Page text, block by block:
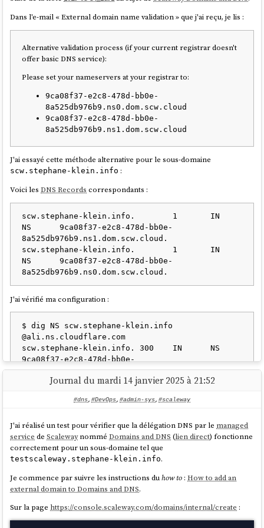
d’installation)
Éviter d'augmenter la charge du serveur durant les opérations
Depuis, j'évite au maximum le
    image: postgres:17
    restart: unless-stopped
      POSTGRES_USER: miniflux
      POSTGRES_PASSWORD: password
      - postgres:/var/lib/postgresql/data/
      test: ['CMD', 'pg_isready']
      interval: 10s
      start_period: 30s
  miniflux:
    image: miniflux/miniflux:2.2.5
    ports:
    environment:
      DATABASE_URL:
postgres://miniflux:password@postgres/miniflux
?sslmode=disable
      RUN_MIGRATIONS: 1
      CREATE_ADMIN: 1
      ADMIN_USERNAME: johndoe
      ADMIN_PASSWORD: secret
      test: ["CMD", "/usr/bin/miniflux", "-
healthcheck", "auto"]
      postgres:
        condition: service_healthy
volumes:
  postgres:
     name: miniflux_postgres
commande docker compose up -d --remove-
orphans --wait --pull always
Voilà, c'est tout 🙂.
En 2020, j'enlève "une couche"
pratiquer avec élégance la méthodeRemote ExecutionsansAnsible
Mon objectif était d'utiliser seulementsshet un soupçon deBash.
$$(cat /var/run/nginx.pid)"]
      interval: 10s
      retries: 3
  acme-companion:
    restart: unless-stopped
      - nginx-proxy
      DEFAULT_EMAIL: contact@stephane-
klein.info
    volumes:
      -
/var/run/docker.sock:/var/run/docker.sock:ro
    healthcheck:
      test: ["CMD-SHELL", "ps aux | grep -v
grep | grep -q '/bin/bash /app/start.sh'"]
      interval: 30s
      timeout: 3s
      retries: 3
      start_period: 10s
volumes:
  certs:
Dans l'e-mail « External domain name validation » que j'ai reçu, je lis :
Alternative validation process (if your current registrar doesn't
offer basic DNS service):
Please set your nameservers at your registrar to:
9ca08f37-e2c8-478d-bb0e-
8a525db976b9.ns0.dom.scw.cloud
9ca08f37-e2c8-478d-bb0e-
8a525db976b9.ns1.dom.scw.cloud
J'ai essayé cette méthode alternative pour le sous-domaine
scw.stephane-klein.info :
Voici lesDNS Records correspondants :
scw.stephane-klein.info.	1	IN
NS	9ca08f37-e2c8-478d-bb0e-
8a525db976b9.ns1.dom.scw.cloud.
scw.stephane-klein.info.	1	IN
NS	9ca08f37-e2c8-478d-bb0e-
J'ai vérifié ma configuration :
$ dig NS scw.stephane-klein.info
@ali.ns.cloudflare.com
scw.stephane-klein.info. 300    IN      NS
9ca08f37-e2c8-478d-bb0e-
8a525db976b9.ns0.dom.scw.cloud.
scw.stephane-klein.info. 300    IN      NS
8a525db976b9.ns1.dom.scw.cloud.
J'ai attendu plus d'une heure et cette méthode de validation n'a toujours
pas fonctionné.
Je pense que cela ne fonctionne pas 🤔.
Journal du mardi 14 janvier 2025 à 21:52
#dns, #DevOps, #admin-sys, #scaleway
J'ai réalisé un test pour vérifier que la délégation DNS par le managed
service deScalewaynomméDomains and DNS (lien direct) fonctionne
correctement pour un sous-domaine tel que
testscaleway.stephane-klein.info.
Je commence par suivre les instructions duhow to :How to add an
external domain to Domains and DNS.
Sur la page https://console.scaleway.com/domains/internal/create :